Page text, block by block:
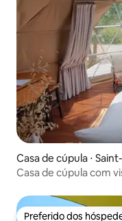
Casa de cúpula ⋅
Casa de cúpula com
Preferido dos